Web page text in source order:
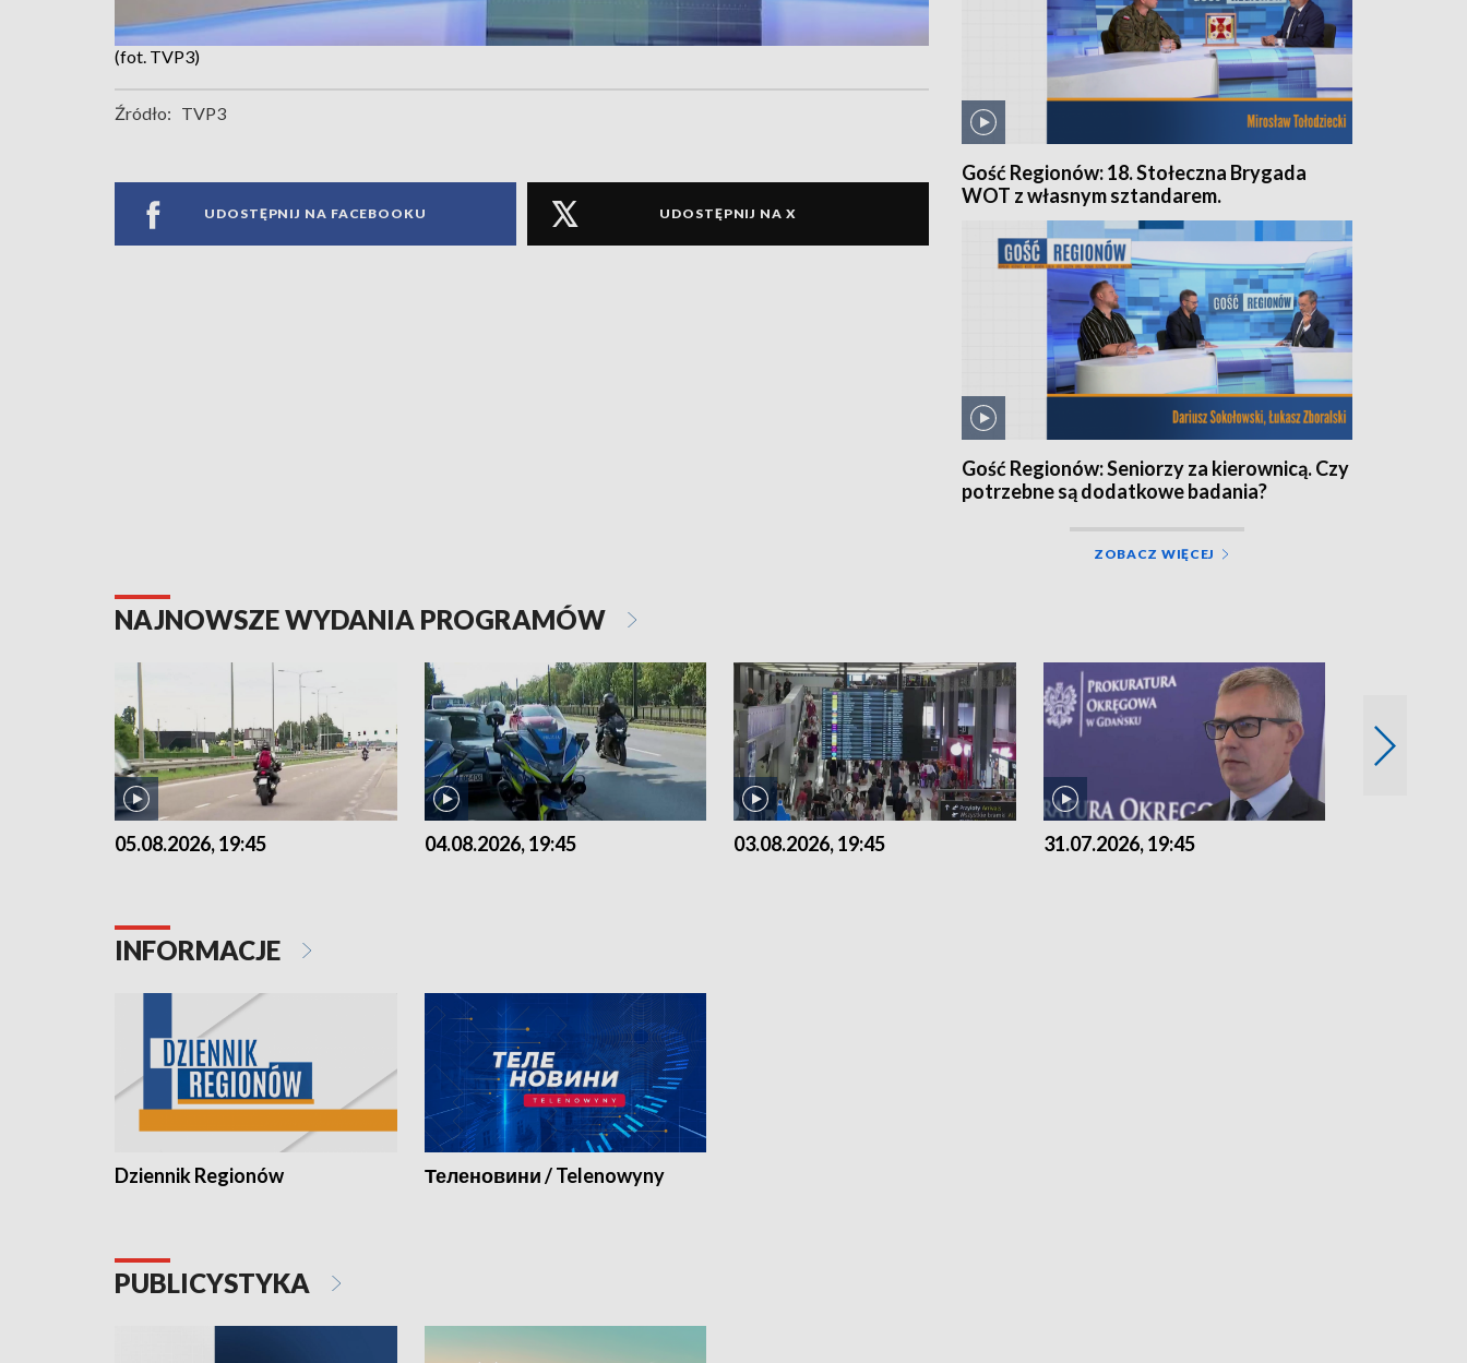
(fot. TVP3)
Źródło: TVP3
UDOSTĘPNIJ NA FACEBOOKU UDOSTĘPNIJ NA X
Gość Regionów: 18. Stołeczna Brygada
WOT z własnym sztandarem.
Gość Regionów: Seniorzy za kierownicą. Czy
potrzebne są dodatkowe badania?
ZOBACZ WIĘCEJ
NAJNOWSZE WYDANIA PROGRAMÓW
05.08.2026, 19:45 04.08.2026, 19:45 03.08.2026, 19:45 31.07.2026, 19:45
INFORMACJE
Dziennik Regionów Теленовини / Telenowyny
PUBLICYSTYKA